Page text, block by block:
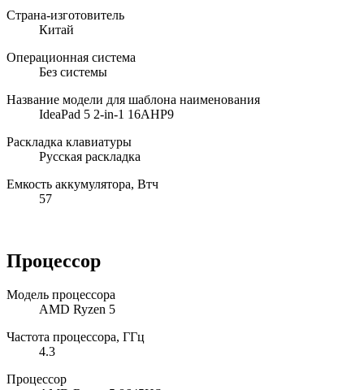
Страна-изготовитель
Китай
Операционная система
Без системы
Название модели для шаблона наименования
IdeaPad 5 2-in-1 16AHP9
Раскладка клавиатуры
Русская раскладка
Емкость аккумулятора, Втч
57
Процессор
Модель процессора
AMD Ryzen 5
Частота процессора, ГГц
4.3
Процессор